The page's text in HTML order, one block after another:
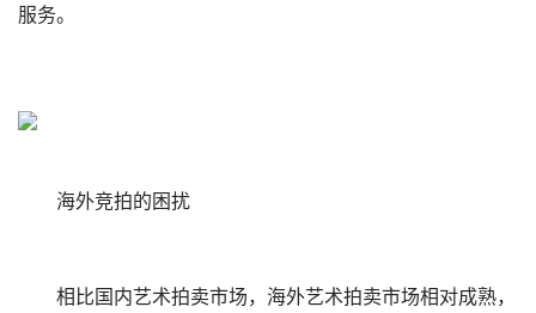
服务。
海外竞拍的困扰
相比国内艺术拍卖市场，海外艺术拍卖市场相对成熟，